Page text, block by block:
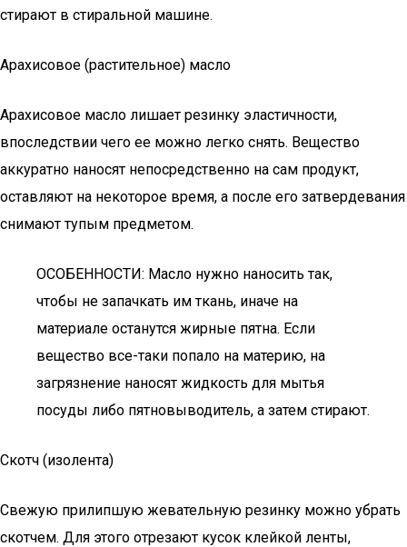
стирают в стиральной машине.
Арахисовое (растительное) масло
Арахисовое масло лишает резинку эластичности,
впоследствии чего ее можно легко снять. Вещество
аккуратно наносят непосредственно на сам продукт,
оставляют на некоторое время, а после его затвердевания
снимают тупым предметом.
ОСОБЕННОСТИ: Масло нужно наносить так,
чтобы не запачкать им ткань, иначе на
материале останутся жирные пятна. Если
вещество все-таки попало на материю, на
загрязнение наносят жидкость для мытья
посуды либо пятновыводитель, а затем стирают.
Скотч (изолента)
Свежую прилипшую жевательную резинку можно убрать
скотчем. Для этого отрезают кусок клейкой ленты,